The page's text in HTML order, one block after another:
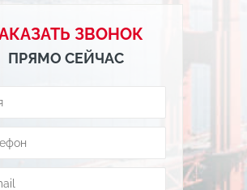
ЗВОНОК
ПРЯМО СЕЙЧАС